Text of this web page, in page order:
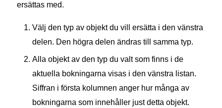
ersättas med.
Välj den typ av objekt du vill ersätta i den vänstra
delen. Den högra delen ändras till samma typ.
Alla objekt av den typ du valt som finns i de
aktuella bokningarna visas i den vänstra listan.
Siffran i första kolumnen anger hur många av
bokningarna som innehåller just detta objekt.